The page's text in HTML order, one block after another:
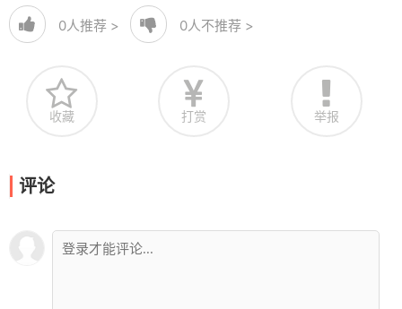
0人推荐 > 0人不推荐 >
收藏 打赏 举报
评论